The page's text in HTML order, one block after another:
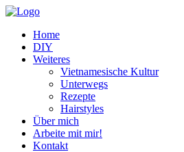
Home
DIY
Weiteres
Vietnamesische Kultur
Unterwegs
Rezepte
Hairstyles
Über mich
Arbeite mit mir!
Kontakt